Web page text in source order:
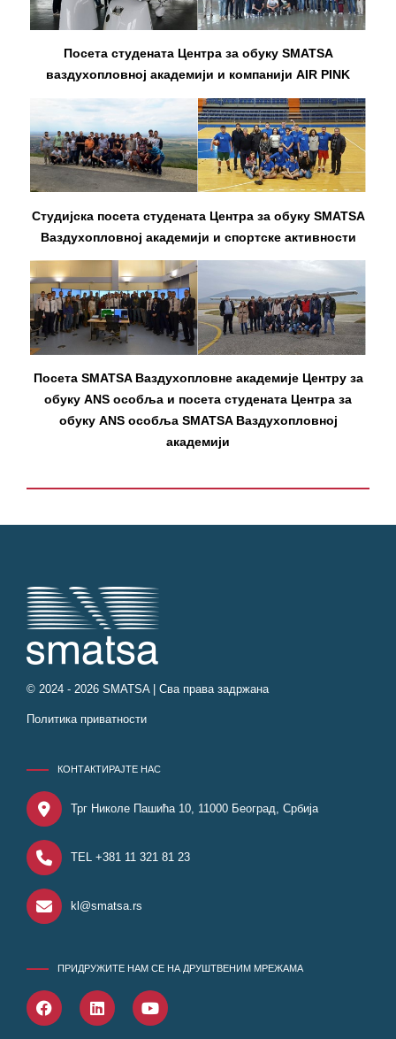
Посета студената Центра за обуку SMATSA
ваздухопловној академији и компанији AIR PINK
Студијска посета студената Центра за обуку SMATSA
Ваздухопловној академији и спортске активности
Посета SMATSA Ваздухопловне академије Центру за
обуку ANS особља и посета студената Центра за
обуку ANS особља SMATSA Ваздухопловној
академији
© 2024 - 2026 SMATSA | Сва права задржана
Политика приватности
КОНТАКТИРАЈТЕ НАС
Трг Николе Пашића 10, 11000 Београд, Србија
TEL +381 11 321 81 23
kl@smatsa.rs
ПРИДРУЖИТЕ НАМ СЕ НА ДРУШТВЕНИМ МРЕЖАМА